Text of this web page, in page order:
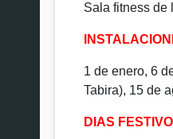
Sala fitness de
1 de enero, 6
Tabira), 15 de
DIAS